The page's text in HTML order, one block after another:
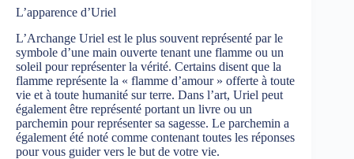
L’apparence d’Uriel
L’Archange Uriel est le plus souvent représenté par le
symbole d’une main ouverte tenant une flamme ou un
soleil pour représenter la vérité. Certains disent que la
flamme représente la « flamme d’amour » offerte à toute
vie et à toute humanité sur terre. Dans l’art, Uriel peut
également être représenté portant un livre ou un
parchemin pour représenter sa sagesse. Le parchemin a
également été noté comme contenant toutes les réponses
pour vous guider vers le but de votre vie.